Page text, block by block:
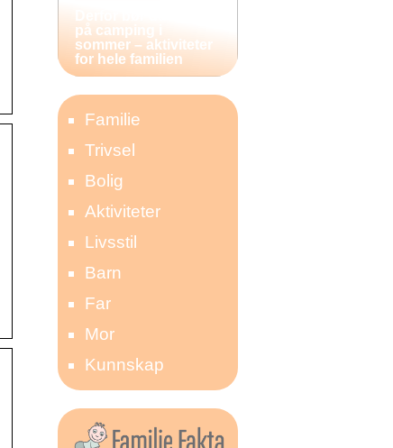
på camping i
sommer – aktiviteter
for hele familien
Familie
Trivsel
Bolig
Aktiviteter
Livsstil
Barn
Far
Mor
Kunnskap